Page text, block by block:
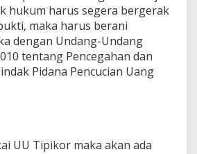
hukum harus segera bergerak
maka harus berani
dengan Undang-Undang
tentang Pencegahan dan
Pidana Pencucian Uang
UU Tipikor maka akan ada